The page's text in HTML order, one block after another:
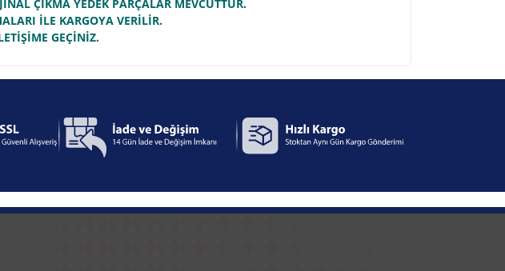
ÇIKMA YEDEK PARÇALAR MEVCUTTUR.
İLE KARGOYA VERİLİR.
GEÇİNİZ.